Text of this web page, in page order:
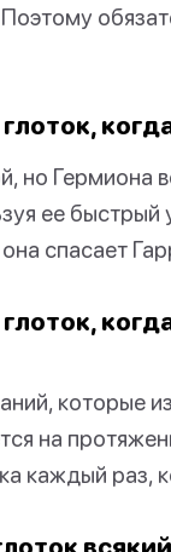
но Гермиона
ее
спасает
которые
на
каждый раз,